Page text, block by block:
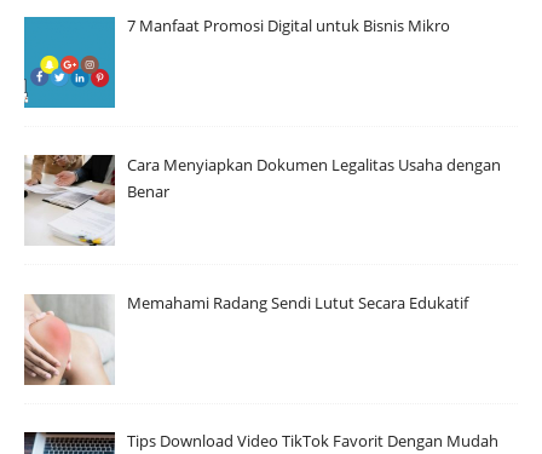
7 Manfaat Promosi Digital untuk Bisnis Mikro
Cara Menyiapkan Dokumen Legalitas Usaha dengan
Benar
Memahami Radang Sendi Lutut Secara Edukatif
Tips Download Video TikTok Favorit Dengan Mudah